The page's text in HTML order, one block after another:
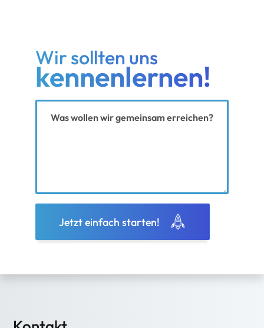
Wir sollten uns
kennenlernen!
Jetzt einfach starten!